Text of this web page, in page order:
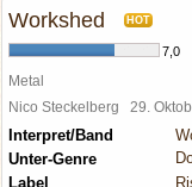
Workshed HOT
7,0
Metal
Nico Steckelberg 29.
Interpret/Band
Unter-Genre
Label